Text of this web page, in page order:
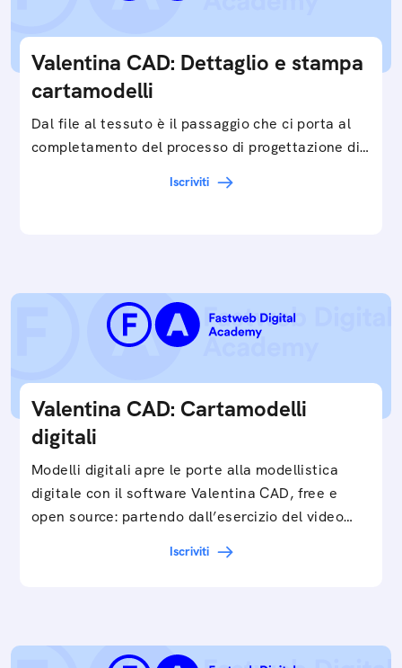
Valentina CAD: Dettaglio e stampa
cartamodelli
Dal file al tessuto è il passaggio che ci porta al
completamento del processo di progettazione di
Iscriviti
Valentina CAD: Cartamodelli
digitali
Modelli digitali apre le porte alla modellistica
digitale con il software Valentina CAD, free e
open source: partendo dall’esercizio del video…
Iscriviti